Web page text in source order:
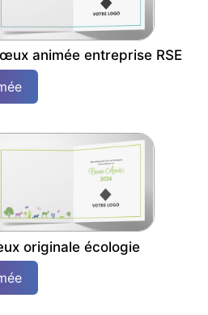
animée entreprise RSE
originale écologie